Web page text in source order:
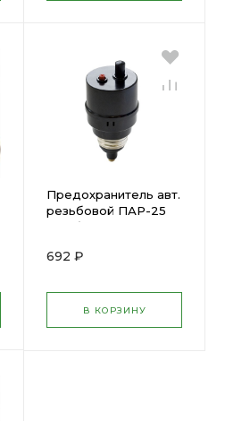
Предохранитель авт.
резьбовой ПАР-25
(пробка
КЭАЗ 100044( 253833
692 ₽
В КОРЗИНУ